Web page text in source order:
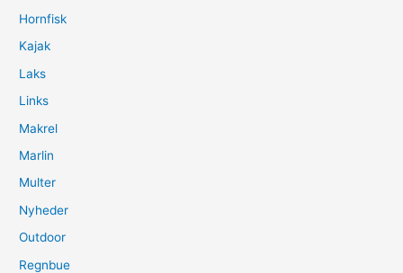
Hornfisk
Kajak
Laks
Links
Makrel
Marlin
Multer
Nyheder
Outdoor
Regnbue